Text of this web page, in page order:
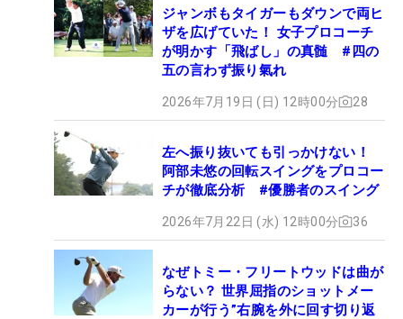
ジャンボもタイガーもダウンで両ヒ
ザを広げていた！ 女子プロコーチ
が明かす「飛ばし」の真髄 #四の
五の言わず振り氣れ
2026年7月19日 (日) 12時00分 28
左へ振り抜いても引っかけない！
阿部未悠の回転スイングをプロコー
チが徹底分析 #優勝者のスイング
2026年7月22日 (水) 12時00分 36
なぜトミー・フリートウッドは曲が
らない？ 世界屈指のショットメー
カーが行う”右腕を外に回す切り返